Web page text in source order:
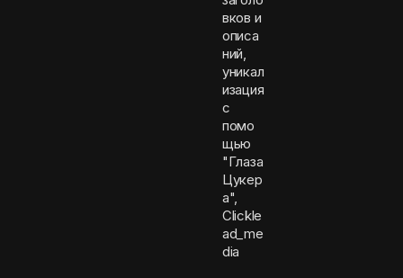
вков и
описа
ний,
уникал
изация
с
помо
щью
"Глаза
Цукер
а",
Clickle
ad_me
dia